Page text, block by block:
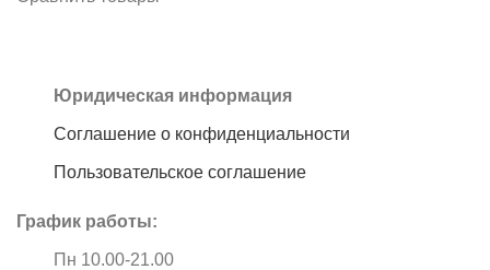
Юридическая информация
Соглашение о конфиденциальности
Пользовательское соглашение
График работы:
Пн 10.00-21.00